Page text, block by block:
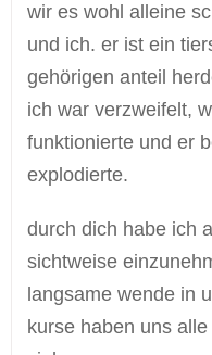
wir es wohl alleine
und ich. er ist ein
gehörigen anteil
ich war verzweifelt,
funktionierte und er
explodierte.
durch dich habe ich
sichtweise
langsame wende in
kurse haben uns